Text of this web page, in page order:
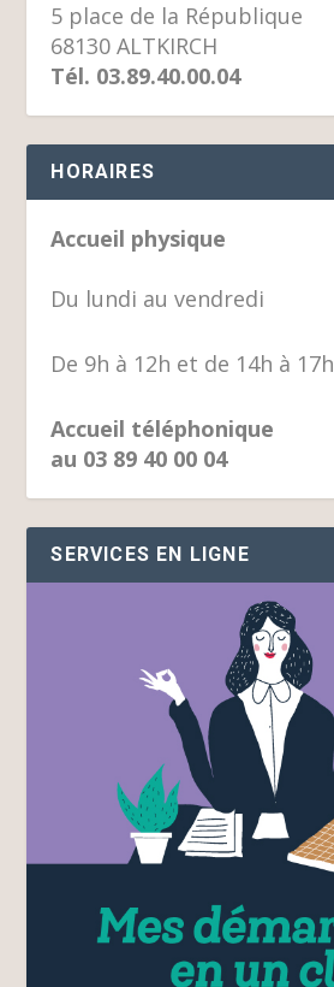
5 place de la République
68130 ALTKIRCH
Tél. 03.89.40.00.04
HORAIRES
Accueil physique
Du lundi au vendredi
De 9h à 12h et de 14h à 17h
Accueil téléphonique
au 03 89 40 00 04
SERVICES EN LIGNE